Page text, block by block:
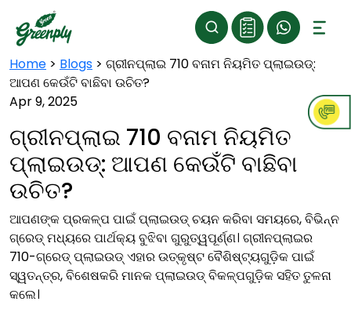
Home > Blogs > ଗ୍ରୀନପ୍ଲାଇ 710 ବନାମ ନିୟମିତ ପ୍ଲାଇଉଡ୍:
ଆପଣ କେଉଁଟି ବାଛିବା ଉଚିତ?
Apr 9, 2025
ଗ୍ରୀନପ୍ଲାଇ 710 ବନାମ ନିୟମିତ
ପ୍ଲାଇଉଡ୍: ଆପଣ କେଉଁଟି ବାଛିବା
ଉଚିତ?
ଆପଣଙ୍କ ପ୍ରକଳ୍ପ ପାଇଁ ପ୍ଲାଇଉଡ୍ ଚୟନ କରିବା ସମୟରେ, ବିଭିନ୍ନ
ଗ୍ରେଡ୍ ମଧ୍ୟରେ ପାର୍ଥକ୍ୟ ବୁଝିବା ଗୁରୁତ୍ୱପୂର୍ଣ୍ଣ। ଗ୍ରୀନପ୍ଲାଇର
710-ଗ୍ରେଡ୍ ପ୍ଲାଇଉଡ୍ ଏହାର ଉତ୍କୃଷ୍ଟ ବୈଶିଷ୍ଟ୍ୟଗୁଡ଼ିକ ପାଇଁ
ସ୍ୱତନ୍ତ୍ର, ବିଶେଷକରି ମାନକ ପ୍ଲାଇଉଡ୍ ବିକଳ୍ପଗୁଡ଼ିକ ସହିତ ତୁଳନା
କଲେ।